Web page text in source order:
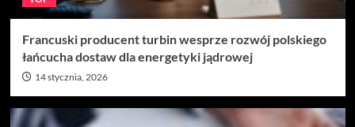
Francuski producent turbin wesprze rozwój polskiego
łańcucha dostaw dla energetyki jądrowej
14 stycznia, 2026